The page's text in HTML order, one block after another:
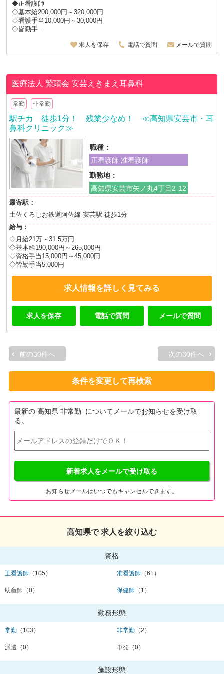
◆正看護師
◇基本給200,000円～320,000円
◇看護手当10,000円～30,000円
◇皆勤手...
求人を保存 電話で質問 メールで質問
医療法人 鷲頭会安芸えきまえ耳鼻科
常勤 非常勤
駅チカ 徒歩1分！ 残業少なめ！ ≪高知県安芸市・耳
鼻科クリニック≫
職種：
正看護師 准看護師
勤務地：
高知県安芸市矢ノ丸4丁目2-12
最寄駅：
土佐くろしお鉄道阿佐線 安芸駅 徒歩1分
給与：
◇月給21万～31.5万円
◇基本給190,000円～265,000円
◇資格手当15,000円～45,000円
◇皆勤手当5,000円
求人情報を詳しく見てみる
求人を保存 電話で質問 メールで質問
前の30件へ 次の30件へ
条件を変更して再検索
最新の 高知県 非常勤 についてメールでお知らせを受け取
る。
新着求人をメールで受け取る
お知らせメールはいつでもキャンセルできます。
高知県で 求人を絞り込む
資格
正看護師 （105） 准看護師 （61）
助産師 （0） 保健師 （1）
勤務形態
常勤 （103） 非常勤 （2）
派遣 （0） 単発 （0）
施設形態